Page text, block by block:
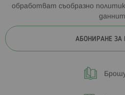
обработват съобразно
АБОНИРАНЕ ЗА